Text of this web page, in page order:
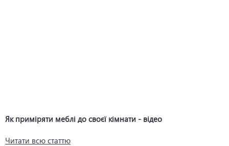
Як приміряти меблі до своєї кімнати - відео
Читати всю статтю